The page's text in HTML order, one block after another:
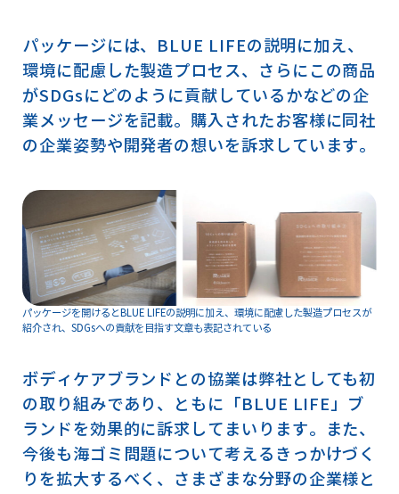
パッケージには、BLUE LIFEの説明に加え、
環境に配慮した製造プロセス、さらにこの商品
がSDGsにどのように貢献しているかなどの企
業メッセージを記載。購入されたお客様に同社
の企業姿勢や開発者の想いを訴求しています。
パッケージを開けるとBLUE LIFEの説明に加え、環境に配慮した製造プロセスが
紹介され、SDGsへの貢献を目指す文章も表記されている
ボディケアブランドとの協業は弊社としても初
の取り組みであり、ともに「BLUE LIFE」ブ
ランドを効果的に訴求してまいります。また、
今後も海ゴミ問題について考えるきっかけづく
りを拡大するべく、さまざまな分野の企業様と